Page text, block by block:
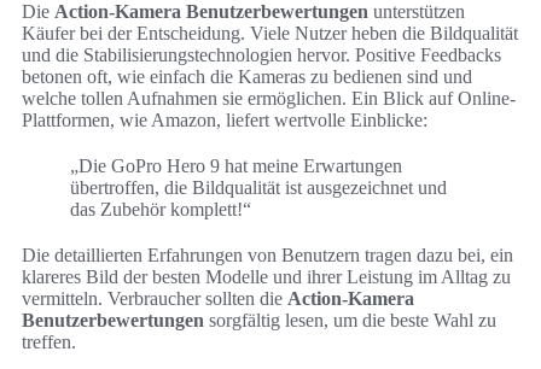
Die Action-Kamera Benutzerbewertungen unterstützen
Käufer bei der Entscheidung. Viele Nutzer heben die Bildqualität
und die Stabilisierungstechnologien hervor. Positive Feedbacks
betonen oft, wie einfach die Kameras zu bedienen sind und
welche tollen Aufnahmen sie ermöglichen. Ein Blick auf Online-
Plattformen, wie Amazon, liefert wertvolle Einblicke:
„Die GoPro Hero 9 hat meine Erwartungen
übertroffen, die Bildqualität ist ausgezeichnet und
das Zubehör komplett!“
Die detaillierten Erfahrungen von Benutzern tragen dazu bei, ein
klareres Bild der besten Modelle und ihrer Leistung im Alltag zu
vermitteln. Verbraucher sollten die Action-Kamera
Benutzerbewertungen sorgfältig lesen, um die beste Wahl zu
treffen.